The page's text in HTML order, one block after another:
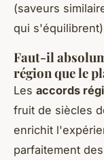
(saveurs
qui
Faut-il
région que le
Les accords
fruit de siècles
enrichit
parfaitement